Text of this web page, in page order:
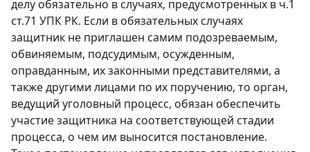
делу обязательно в случаях, предусмотренных в ч.1
ст.71 УПК РК. Если в обязательных случаях
защитник не приглашен самим подозреваемым,
обвиняемым, подсудимым, осужденным,
оправданным, их законными представителями, а
также другими лицами по их поручению, то орган,
ведущий уголовный процесс, обязан обеспечить
участие защитника на соответствующей стадии
процесса, о чем им выносится постановление.